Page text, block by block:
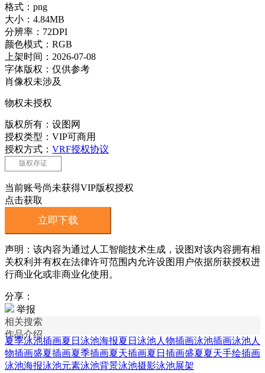
格式：png
大小：4.84MB
分辨率：72DPI
颜色模式：RGB
上架时间：2026-07-08
字体版权：仅供参考
肖像权未涉及
物权未授权
版权所有：设图网
授权类型：VIP可商用
授权方式： VRF授权协议
版权存证
当前账号尚未获得VIP版权授权
点击获取
立即下载
声明：该内容为通过人工智能技术生成，设图对该内容拥有相
关权利并有权在法律许可范围内允许设图用户依据所获授权进
行商业化或非商业化使用。
分享：
举报
相关搜索
作品介绍
夏季泳池插画夏日泳池海报夏日泳池人物插画泳池插画泳池人
物插画盛夏插画夏季插画夏天插画夏日插画盛夏夏天手绘插画
泳池海报泳池元素泳池背景泳池摄影泳池展架